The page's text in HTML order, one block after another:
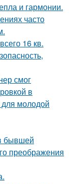
и гармонии.
часто
16 кв.
смог
в
для молодой
бывшей
преображения